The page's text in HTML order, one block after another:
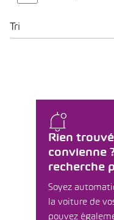
Tri
Rien
convienne
recherche
Soyez
la voiture de
pouvez